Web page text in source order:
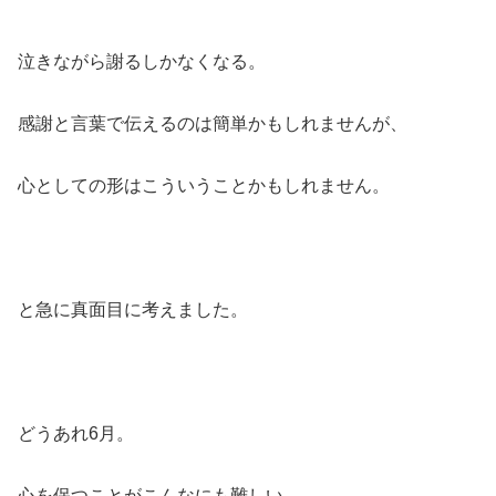
泣きながら謝るしかなくなる。
感謝と言葉で伝えるのは簡単かもしれませんが、
心としての形はこういうことかもしれません。
と急に真面目に考えました。
どうあれ6月。